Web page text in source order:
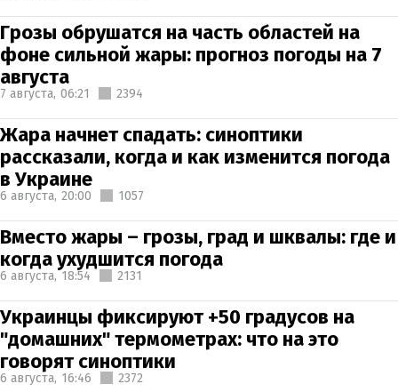
Грозы обрушатся на часть областей на
фоне сильной жары: прогноз погоды на 7
августа
7 августа, 06:21 2394
Жара начнет спадать: синоптики
рассказали, когда и как изменится погода
в Украине
6 августа, 20:00 1057
Вместо жары – грозы, град и шквалы: где и
когда ухудшится погода
6 августа, 18:54 2131
Украинцы фиксируют +50 градусов на
"домашних" термометрах: что на это
говорят синоптики
6 августа, 16:46 2372